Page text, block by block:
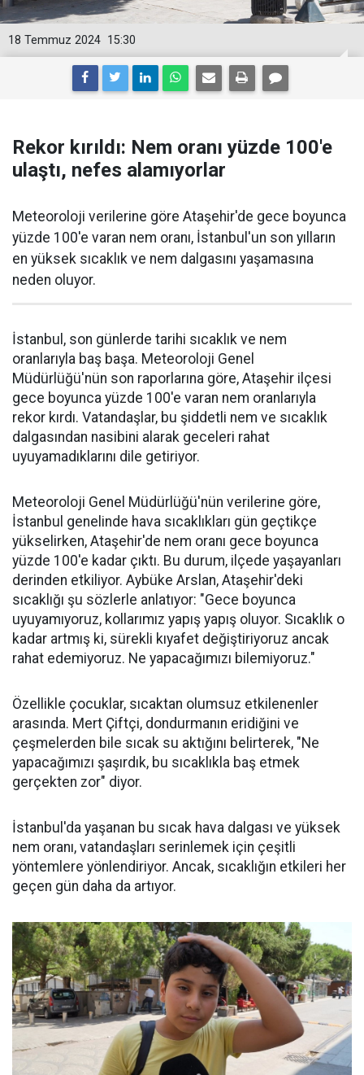
15:30
18 Temmuz 2024
Rekor kırıldı: Nem oranı yüzde 100'e
ulaştı, nefes alamıyorlar
Meteoroloji verilerine göre Ataşehir'de gece boyunca
yüzde 100'e varan nem oranı, İstanbul'un son yılların
en yüksek sıcaklık ve nem dalgasını yaşamasına
neden oluyor.
İstanbul, son günlerde tarihi sıcaklık ve nem
oranlarıyla baş başa. Meteoroloji Genel
Müdürlüğü'nün son raporlarına göre, Ataşehir ilçesi
gece boyunca yüzde 100'e varan nem oranlarıyla
rekor kırdı. Vatandaşlar, bu şiddetli nem ve sıcaklık
dalgasından nasibini alarak geceleri rahat
uyuyamadıklarını dile getiriyor.
Meteoroloji Genel Müdürlüğü'nün verilerine göre,
İstanbul genelinde hava sıcaklıkları gün geçtikçe
yükselirken, Ataşehir'de nem oranı gece boyunca
yüzde 100'e kadar çıktı. Bu durum, ilçede yaşayanları
derinden etkiliyor. Aybüke Arslan, Ataşehir'deki
sıcaklığı şu sözlerle anlatıyor: "Gece boyunca
uyuyamıyoruz, kollarımız yapış yapış oluyor. Sıcaklık o
kadar artmış ki, sürekli kıyafet değiştiriyoruz ancak
rahat edemiyoruz. Ne yapacağımızı bilemiyoruz."
Özellikle çocuklar, sıcaktan olumsuz etkilenenler
arasında. Mert Çiftçi, dondurmanın eridiğini ve
çeşmelerden bile sıcak su aktığını belirterek, "Ne
yapacağımızı şaşırdık, bu sıcaklıkla baş etmek
gerçekten zor" diyor.
İstanbul'da yaşanan bu sıcak hava dalgası ve yüksek
nem oranı, vatandaşları serinlemek için çeşitli
yöntemlere yönlendiriyor. Ancak, sıcaklığın etkileri her
geçen gün daha da artıyor.